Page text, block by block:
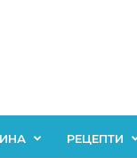
РЕЦЕПТИ